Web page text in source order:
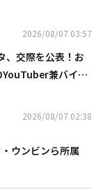
2026/08/07 03:57
、交際を公表！お
兼バイオ
2026/08/07 02:38
ウンビンら所属